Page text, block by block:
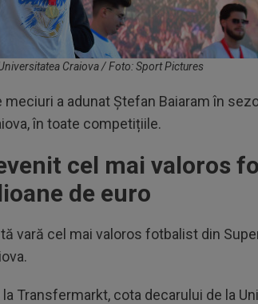
Craiova / Foto: Sport Pictures
a adunat Ștefan Baiaram în
în toate competițiile.
cel mai valoros
de euro
vară cel mai valoros fotbalist din
Transfermarkt, cota decarului de la